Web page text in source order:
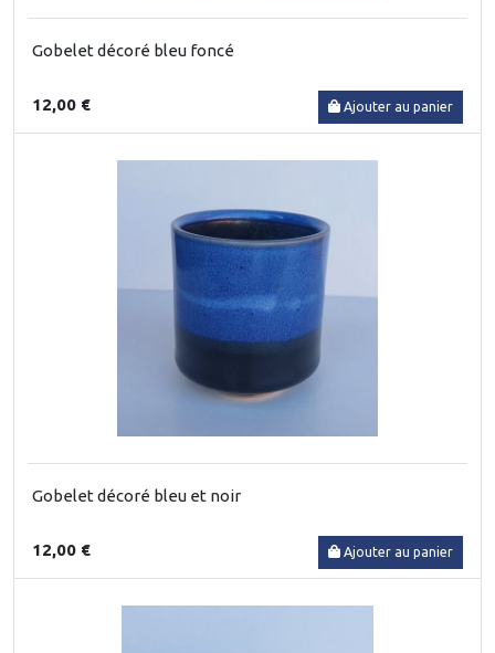
Gobelet décoré bleu foncé
12,00 € Ajouter au panier
Gobelet décoré bleu et noir
12,00 € Ajouter au panier